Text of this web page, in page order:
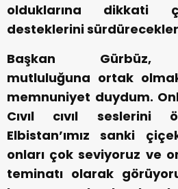
olduklarına dikkati
desteklerini
Başkan Gürbüz,
mutluluğuna ortak
memnuniyet duydum.
Cıvıl cıvıl seslerini
Elbistan’ımız sanki
onları çok seviyoruz ve
teminatı olarak